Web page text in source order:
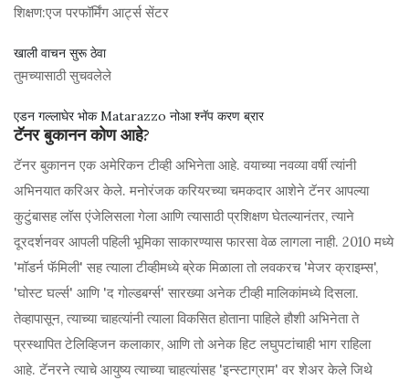
शिक्षण:एज परफॉर्मिंग आर्ट्स सेंटर
खाली वाचन सुरू ठेवा
तुमच्यासाठी सुचवलेले
एडन गल्लाघेर भोक Matarazzo नोआ श्नॅप करण ब्रार
टॅनर बुकानन कोण आहे?
टॅनर बुकानन एक अमेरिकन टीव्ही अभिनेता आहे. वयाच्या नवव्या वर्षी त्यांनी
अभिनयात करिअर केले. मनोरंजक करियरच्या चमकदार आशेने टॅनर आपल्या
कुटुंबासह लॉस एंजेलिसला गेला आणि त्यासाठी प्रशिक्षण घेतल्यानंतर, त्याने
दूरदर्शनवर आपली पहिली भूमिका साकारण्यास फारसा वेळ लागला नाही. 2010 मध्ये
'मॉडर्न फॅमिली' सह त्याला टीव्हीमध्ये ब्रेक मिळाला तो लवकरच 'मेजर क्राइम्स',
'घोस्ट घर्ल्स' आणि 'द गोल्डबर्ग्स' सारख्या अनेक टीव्ही मालिकांमध्ये दिसला.
तेव्हापासून, त्याच्या चाहत्यांनी त्याला विकसित होताना पाहिले हौशी अभिनेता ते
प्रस्थापित टेलिव्हिजन कलाकार, आणि तो अनेक हिट लघुपटांचाही भाग राहिला
आहे. टॅनरने त्याचे आयुष्य त्याच्या चाहत्यांसह 'इन्स्टाग्राम' वर शेअर केले जिथे